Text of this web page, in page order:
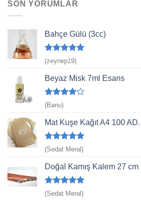
SON YORUMLAR
Bahçe Gülü (3cc)
5 üzerinden
5
oy aldı
(zeynep19)
Beyaz Misk 7ml Esans
5
üzerinden
4 oy aldı
(Banu)
Mat Kuşe Kağıt A4 100
5 üzerinden
5
(Sedat Meral)
Doğal Kamış Kalem 27 cm
5 üzerinden
5
(Sedat Meral)